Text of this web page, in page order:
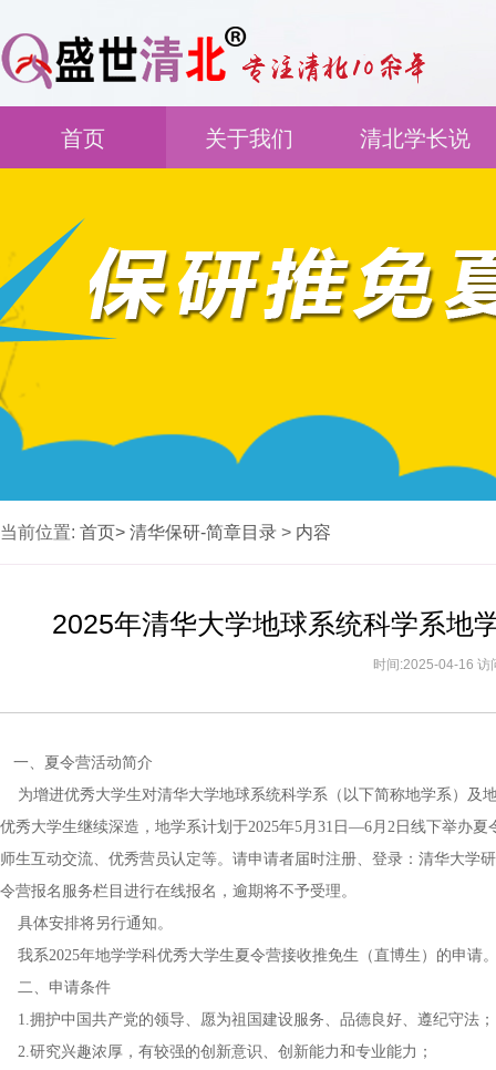
首页 关于我们 清北学长说
当前位置: 首页> 清华保研-简章目录 > 内容
2025年清华大学地球系统科学系地
时间:2025-04-16 访
一、夏令营活动简介
为增进优秀大学生对清华大学地球系统科学系（以下简称地学系）及
优秀大学生继续深造，地学系计划于2025年5月31日—6月2日线下举办
师生互动交流、优秀营员认定等。请申请者届时注册、登录：清华大
令营报名服务栏目进行在线报名，逾期将不予受理。
具体安排将另行通知。
我系2025年地学学科优秀大学生夏令营接收推免生（直博生）的申请
二、申请条件
1.拥护中国共产党的领导、愿为祖国建设服务、品德良好、遵纪守法；
2.研究兴趣浓厚，有较强的创新意识、创新能力和专业能力；